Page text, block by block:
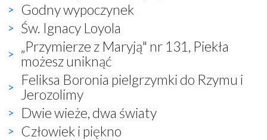
Godny wypoczynek
Św. Ignacy Loyola
„Przymierze z Maryją" nr 131, Piekła
możesz uniknąć
Feliksa Boronia pielgrzymki do Rzymu i
Jerozolimy
Dwie wieże, dwa światy
Człowiek i piękno